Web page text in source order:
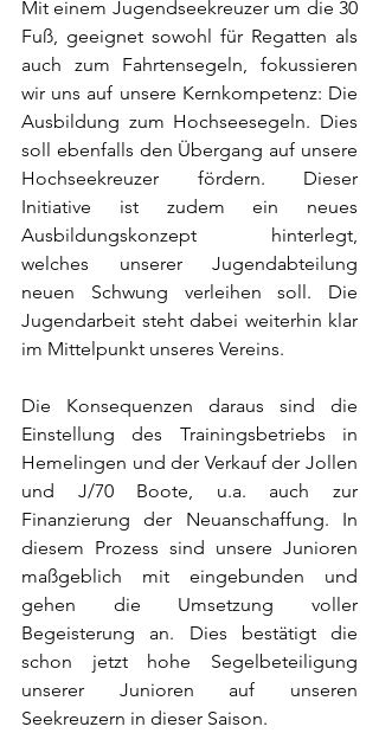
Mit einem Jugendseekreuzer um die 30
Fuß, geeignet sowohl für Regatten als
auch zum Fahrtensegeln, fokussieren
wir uns auf unsere Kernkompetenz: Die
Ausbildung zum Hochseesegeln. Dies
soll ebenfalls den Übergang auf unsere
Hochseekreuzer fördern. Dieser
Initiative ist zudem ein neues
Ausbildungskonzept hinterlegt,
welches unserer Jugendabteilung
neuen Schwung verleihen soll. Die
Jugendarbeit steht dabei weiterhin klar
im Mittelpunkt unseres Vereins.
Die Konsequenzen daraus sind die
Einstellung des Trainingsbetriebs in
Hemelingen und der Verkauf der Jollen
und J/70 Boote, u.a. auch zur
Finanzierung der Neuanschaffung. In
diesem Prozess sind unsere Junioren
maßgeblich mit eingebunden und
gehen die Umsetzung voller
Begeisterung an. Dies bestätigt die
schon jetzt hohe Segelbeteiligung
unserer Junioren auf unseren
Seekreuzern in dieser Saison.